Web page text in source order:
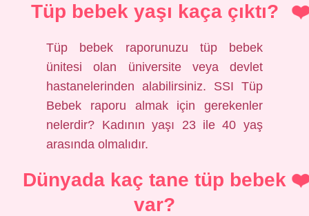
Tüp bebek yaşı kaça çıktı?
Tüp bebek raporunuzu tüp bebek
ünitesi olan üniversite veya devlet
hastanelerinden alabilirsiniz. SSI Tüp
Bebek raporu almak için gerekenler
nelerdir? Kadının yaşı 23 ile 40 yaş
arasında olmalıdır.
Dünyada kaç tane tüp bebek
var?